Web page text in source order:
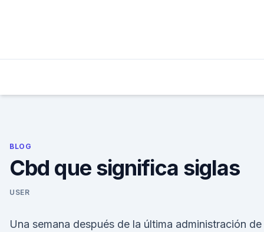
BLOG
Cbd que significa siglas
USER
Una semana después de la última administración de